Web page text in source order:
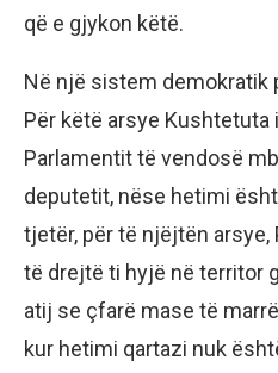
që e gjykon këtë.
Në një sistem demokratik
Për këtë arsye
Parlamentit të vendosë
deputetit, nëse hetimi
tjetër, për të njëjtën arsye,
të drejtë ti hyjë në territor
atij se çfarë mase të
kur hetimi qartazi nuk